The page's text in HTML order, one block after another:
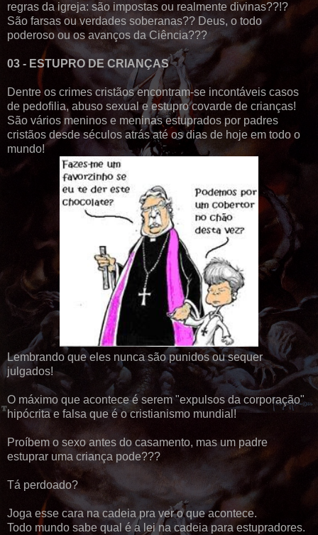
regras da igreja: são impostas ou realmente divinas??!?
São farsas ou verdades soberanas?? Deus, o todo
poderoso ou os avanços da Ciência???
03 - ESTUPRO DE CRIANÇAS
Dentre os crimes cristãos encontram-se incontáveis casos
de pedofilia, abuso sexual e estupro covarde de crianças!
São vários meninos e meninas estuprados por padres
cristãos desde séculos atrás até os dias de hoje em todo o
mundo!
Lembrando que eles nunca são punidos ou sequer
julgados!
O máximo que acontece é serem "expulsos da corporação"
hipócrita e falsa que é o cristianismo mundial!
Proíbem o sexo antes do casamento, mas um padre
estuprar uma criança pode???
Tá perdoado?
Joga esse cara na cadeia pra ver o que acontece.
Todo mundo sabe qual é a lei na cadeia para estupradores.